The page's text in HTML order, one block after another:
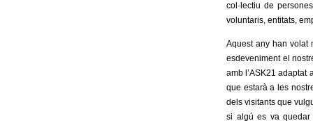
col·lectiu de
voluntaris, entitats,
Aquest any han volat
esdeveniment el
amb l’ASK21 adaptat
que estarà a les
dels visitants que
si algú es va quedar